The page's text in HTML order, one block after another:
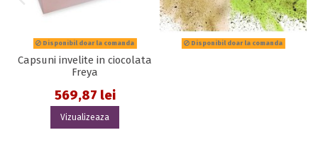
Disponibil doar la comanda
Capsuni invelite in ciocolata
Freya
569,87 lei
Vizualizeaza
Disponibil doar la comanda